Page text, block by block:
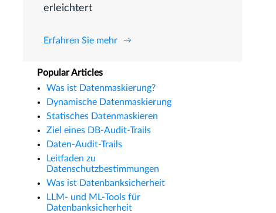
erleichtert
Erfahren Sie mehr
Popular Articles
Was ist Datenmaskierung?
Dynamische Datenmaskierung
Statisches Datenmaskieren
Ziel eines DB-Audit-Trails
Daten-Audit-Trails
Leitfaden zu
Datenschutzbestimmungen
Was ist Datenbanksicherheit
LLM- und ML-Tools für
Datenbanksicherheit